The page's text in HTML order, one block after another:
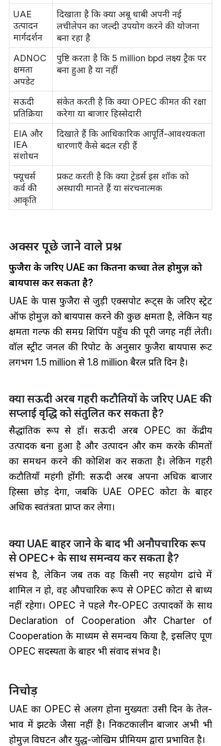
UAE
उत्पादन
मार्गदर्शन
दिखाता है कि क्या अबू धाबी अपनी नई
लचीलेपन का जल्दी उपयोग करने की योजना
बना रहा है
ADNOC
क्षमता
अपडेट
पुष्टि करता है कि 5 million bpd लक्ष्य ट्रैक पर
बना हुआ है या नहीं
सऊदी
प्रतिक्रिया
संकेत करती है कि क्या OPEC कीमत की रक्षा
करेगा या बाजार हिस्सेदारी
EIA और
IEA
संशोधन
दिखाते हैं कि आधिकारिक आपूर्ति-आवश्यकता
धारणाएँ कैसे बदल रही हैं
फ्यूचर्स
कर्व की
आकृति
प्रकट करती है कि क्या ट्रेडर्स इस शॉक को
अस्थायी मानते हैं या संरचनात्मक
अक्सर पूछे जाने वाले प्रश्न
फुजैरा के जरिए UAE का कितना कच्चा तेल होर्मुज़ को
बायपास कर सकता है?
UAE के पास फुजैरा से जुड़ी एक्सपोर्ट रूट्स के जरिए स्ट्रेट
ऑफ होर्मुज़ को बायपास करने की कुछ क्षमता है, लेकिन यह
क्षमता गल्फ की समग्र शिपिंग पहुँच की पूरी जगह नहीं लेती।
वॉल स्ट्रीट जर्नल की रिपोर्ट के अनुसार फुजैरा बायपास रूट
लगभग 1.5 million से 1.8 million बैरल प्रति दिन है।
क्या सऊदी अरब गहरी कटौतियों के जरिए UAE की
सप्लाई वृद्धि को संतुलित कर सकता है?
सैद्धांतिक रूप से हाँ। सऊदी अरब OPEC का केंद्रीय
उत्पादक बना हुआ है और उत्पादन और कम करके कीमतों
का समर्थन करने की कोशिश कर सकता है। लेकिन गहरी
कटौतियाँ महंगी होंगी: सऊदी अरब अपना अधिक बाजार
हिस्सा छोड़ देगा, जबकि UAE OPEC कोटा के बाहर
अधिक स्वतंत्रता प्राप्त कर लेगा।
क्या UAE बाहर जाने के बाद भी अनौपचारिक रूप
से OPEC+ के साथ समन्वय कर सकता है?
संभव है, लेकिन जब तक वह किसी नए सहयोग ढांचे में
शामिल न हो, वह औपचारिक रूप से OPEC कोटा से बाध्य
नहीं रहेगा। OPEC ने पहले गैर-OPEC उत्पादकों के साथ
Declaration of Cooperation और Charter of
Cooperation के माध्यम से समन्वय किया है, इसलिए पूर्ण
OPEC सदस्यता के बाहर भी संवाद संभव है।
निचोड़
UAE का OPEC से अलग होना मुख्यतः उसी दिन के तेल-
भाव में झटके जैसा नहीं है। निकटकालीन बाजार अभी भी
होर्मुज़ विघटन और युद्ध-जोखिम प्रीमियम द्वारा प्रभावित है।